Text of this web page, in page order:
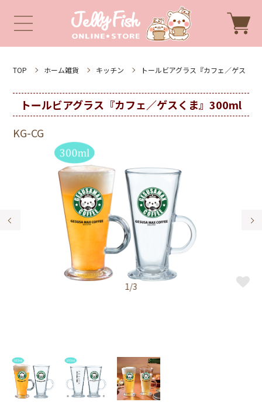
TOP ホーム雑貨 キッチン トールビアグラス『カフェ／ゲス
トールビアグラス『カフェ／ゲスくま』300ml
KG-CG
1/3